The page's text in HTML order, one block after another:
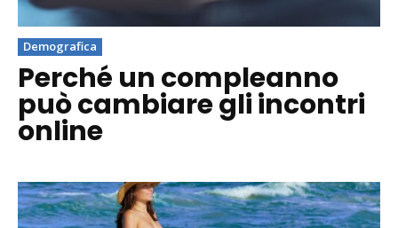
Demografica
Perché un compleanno
può cambiare gli incontri
online